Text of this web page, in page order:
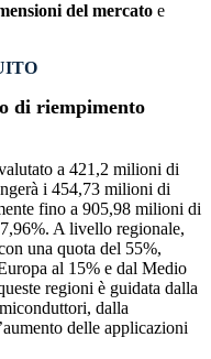
del mercato e
di riempimento
a 421,2 milioni di
i 454,73 milioni di
fino a 905,98 milioni di
A livello regionale,
una quota del 55%,
al 15% e dal Medio
regioni è guidata dalla
dalla
delle applicazioni